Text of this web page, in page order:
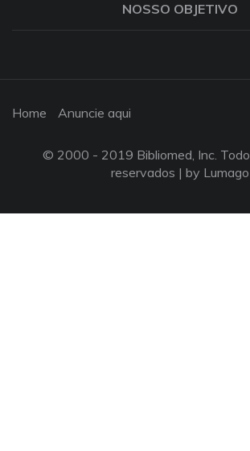
NOSSO OBJETIVO
Home Anuncie aqui
© 2000 - 2019 Bibliomed, Inc.
reservados | by Lumago